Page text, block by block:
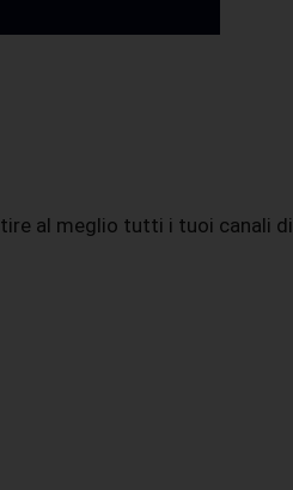
al meglio tutti i tuoi canali di